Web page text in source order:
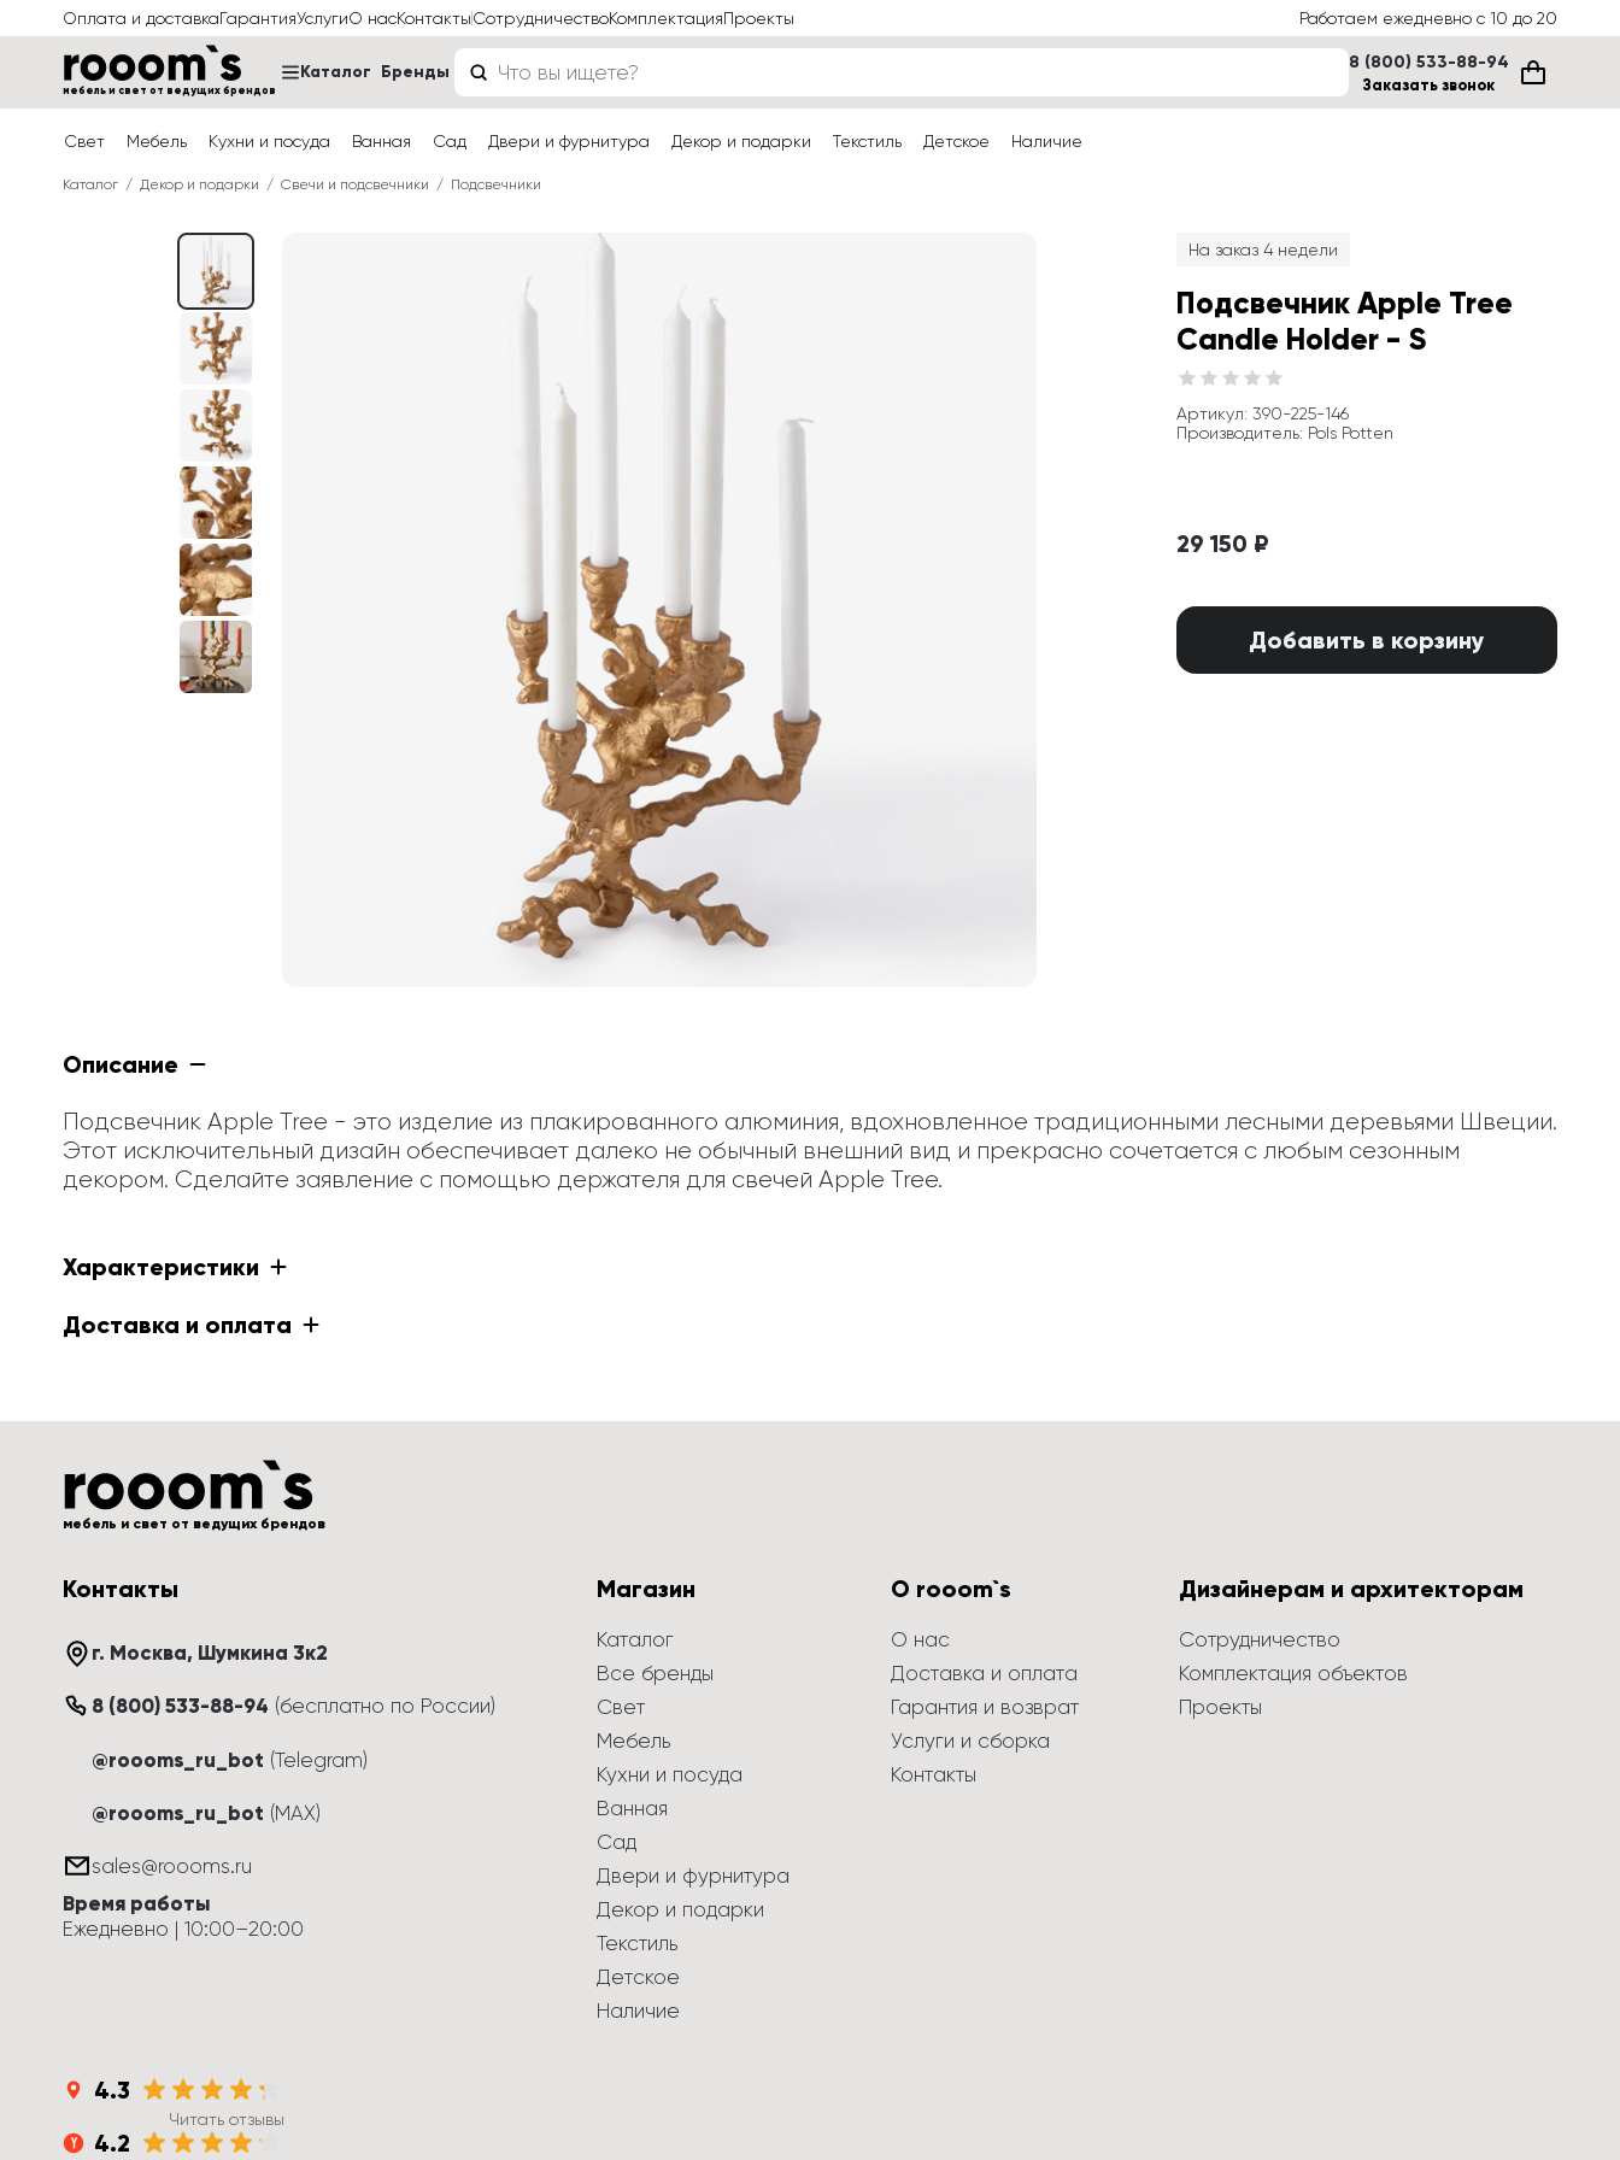
Оплата и доставкаГарантияУслугиО насКонтактыСотрудничествоКомплектацияПроекты Работаем ежедневно с 10 до 20
мебель и свет от ведущих брендов
Каталог Бренды 8 (800) 533-88-94
Заказать звонок
Свет Мебель Кухни и посуда Ванная Сад Двери и фурнитура Декор и подарки Текстиль Детское Наличие
Каталог Декор и подарки Свечи и подсвечники Подсвечники
На заказ 4 недели
Подсвечник Apple Tree
Candle Holder - S
Артикул: 390-225-146
Производитель: Pols Potten
29 150 ₽
Добавить в корзину
Описание
Подсвечник Apple Tree - это изделие из плакированного алюминия, вдохновленное традиционными лесными деревьями Швеции.
Этот исключительный дизайн обеспечивает далеко не обычный внешний вид и прекрасно сочетается с любым сезонным
декором. Сделайте заявление с помощью держателя для свечей Apple Tree.
Характеристики
Доставка и оплата
мебель и свет от ведущих брендов
Контакты
г. Москва, Шумкина 3к2
8 (800) 533-88-94 (бесплатно по России)
@roooms_ru_bot (Telegram)
@roooms_ru_bot (MAX)
sales@roooms.ru
Время работы
Ежедневно | 10:00–20:00
4.3
Читать отзывы
4.2
Магазин
Каталог
Все бренды
Свет
Мебель
Кухни и посуда
Ванная
Сад
Двери и фурнитура
Декор и подарки
Текстиль
Детское
Наличие
О rooom`s
О нас
Доставка и оплата
Гарантия и возврат
Услуги и сборка
Контакты
Дизайнерам и архитекторам
Сотрудничество
Комплектация объектов
Проекты